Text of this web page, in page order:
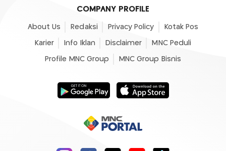
COMPANY PROFILE
About Us Redaksi Privacy Policy Kotak Pos
Karier Info Iklan Disclaimer MNC Peduli
Profile MNC Group MNC Group Bisnis